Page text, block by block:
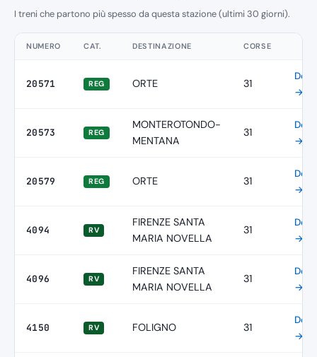
I treni che partono più spesso da questa stazione (ultimi 30 giorni).
NUMERO CAT. DESTINAZIONE CORSE
20571 REG ORTE 31
→
20573 REG
MONTEROTONDO-
MENTANA
31
→
20579 REG ORTE 31
→
4094 RV
FIRENZE SANTA
MARIA NOVELLA
31
→
4096 RV
FIRENZE SANTA
MARIA NOVELLA
31
→
4150 RV FOLIGNO 31
→